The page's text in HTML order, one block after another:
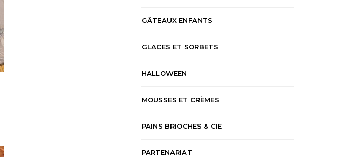
GÂTEAUX ENFANTS
GLACES ET SORBETS
HALLOWEEN
MOUSSES ET CRÈMES
PAINS BRIOCHES & CIE
PARTENARIAT